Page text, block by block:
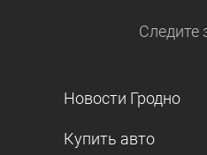
Следите
Новости Гродно
Купить авто